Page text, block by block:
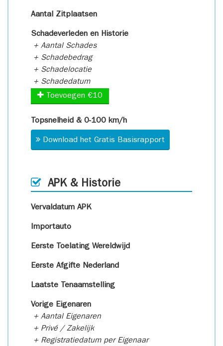
Aantal Zitplaatsen
Schadeverleden en Historie
+ Aantal Schades
+ Schadebedrag
+ Schadelocatie
+ Schadedatum
Toevoegen €10
Topsnelheid & 0-100 km/h
Download het Gratis Basisrapport
APK & Historie
Vervaldatum APK
Importauto
Eerste Toelating Wereldwijd
Eerste Afgifte Nederland
Laatste Tenaamstelling
Vorige Eigenaren
+ Aantal Eigenaren
+ Privé / Zakelijk
+ Registratiedatum per Eigenaar